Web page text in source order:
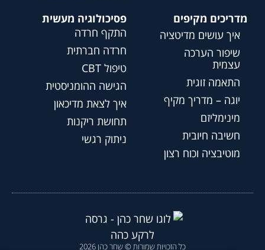
מדריכים מקיפים
איך עושים מדיטציה
שיפור הערכה
עצמית
התאמה זוגית
יוגה – מדריך מקיף
מינימליזם
חשיבה חיובית
מוטיבציה וכוח רצון
פסיכולוגיה מעשית
התקף חרדה
חרדה חברתית
טיפול CBT
הגישה ההומניסטית
איך לצאת מדיכאון
תחושת ריקנות
ניתוק רגשי
כל הזכויות שמורות © שחר כהן 2026